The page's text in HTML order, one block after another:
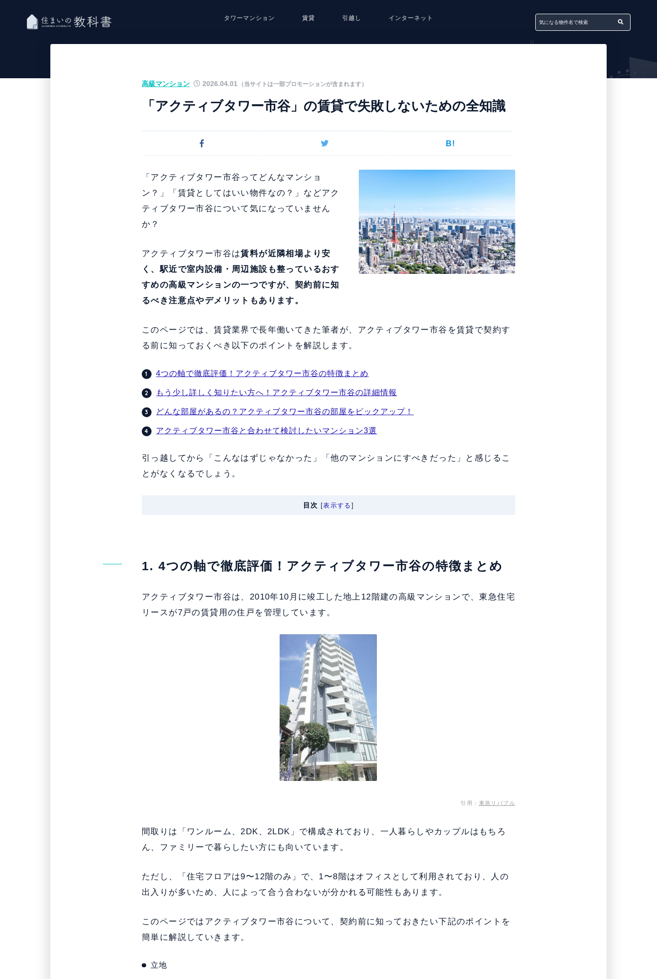
タワーマンション 賃貸 引越し インターネット
（当サイトは一部プロモーションが含まれます）
高級マンション 2026.04.01
「アクティブタワー市谷」の賃貸で失敗しないための全知識
B!
「アクティブタワー市谷ってどんなマンショ
ン？」「賃貸としてはいい物件なの？」などアク
ティブタワー市谷について気になっていません
か？
アクティブタワー市谷は賃料が近隣相場より安
く、駅近で室内設備・周辺施設も整っているおす
すめの高級マンションの一つですが、契約前に知
るべき注意点やデメリットもあります。
このページでは、賃貸業界で長年働いてきた筆者が、アクティブタワー市谷を賃貸で契約す
る前に知っておくべき以下のポイントを解説します。
4つの軸で徹底評価！アクティブタワー市谷の特徴まとめ
もう少し詳しく知りたい方へ！アクティブタワー市谷の詳細情報
どんな部屋があるの？アクティブタワー市谷の部屋をピックアップ！
アクティブタワー市谷と合わせて検討したいマンション3選
引っ越してから「こんなはずじゃなかった」「他のマンションにすべきだった」と感じるこ
とがなくなるでしょう。
目次 [表示する
1. 4つの軸で徹底評価！アクティブタワー市谷の特徴まとめ
アクティブタワー市谷は、2010年10月に竣工した地上12階建の高級マンションで、東急住宅
リースが7戸の賃貸用の住戸を管理しています。
引用： 東急リバブル
間取りは「ワンルーム、2DK、2LDK」で構成されており、一人暮らしやカップルはもちろ
ん、ファミリーで暮らしたい方にも向いています。
ただし、「住宅フロアは9〜12階のみ」で、1〜8階はオフィスとして利用されており、人の
出入りが多いため、人によって合う合わないが分かれる可能性もあります。
このページではアクティブタワー市谷について、契約前に知っておきたい下記のポイントを
簡単に解説していきます。
立地